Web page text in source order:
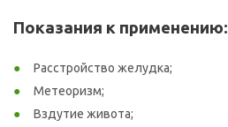
Показания к применению:
Расстройство желудка;
Метеоризм;
Вздутие живота;